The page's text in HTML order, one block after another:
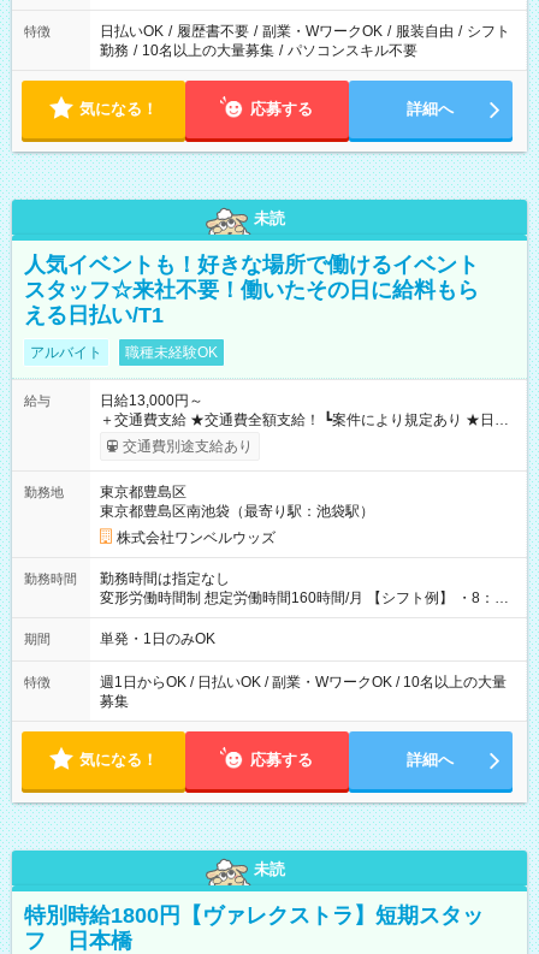
特徴 日払いOK / 履歴書不要 / 副業・WワークOK / 服装自由 / シフト
勤務 / 10名以上の大量募集 / パソコンスキル不要
気になる！ 応募する 詳細へ
未読
人気イベントも！好きな場所で働けるイベント
スタッフ☆来社不要！働いたその日に給料もら
える日払い/T1
アルバイト 職種未経験OK
給与
日給13,000円～
＋交通費支給 ★交通費全額支給！ ┗案件により規定あり ★日払
いOK！（規定あり） ┗働いたその日に現金GET♪ お仕事後はコ
ンビニATMから 日払い分を引き落とせます！ 【試用期間】試
交通費別途支給あり
勤務地
東京都豊島区
東京都豊島区南池袋（最寄り駅：池袋駅）
株式会社ワンベルウッズ
勤務時間
勤務時間は指定なし
変形労働時間制 想定労働時間160時間/月 【シフト例】 ・8：00
～21：00
期間 単発・1日のみOK
特徴
週1日からOK / 日払いOK / 副業・WワークOK / 10名以上の大量
募集
気になる！ 応募する 詳細へ
未読
特別時給1800円【ヴァレクストラ】短期スタッ
フ 日本橋